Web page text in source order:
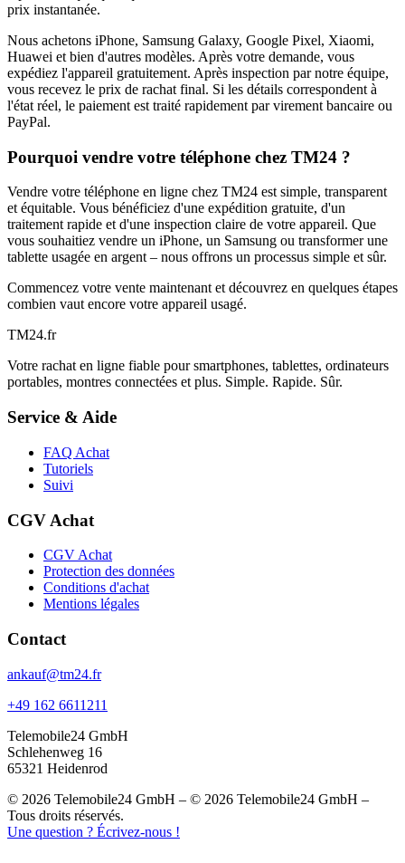
prix instantanée.
Nous achetons iPhone, Samsung Galaxy, Google Pixel, Xiaomi,
Huawei et bien d'autres modèles. Après votre demande, vous
expédiez l'appareil gratuitement. Après inspection par notre équipe,
vous recevez le prix de rachat final. Si les détails correspondent à
l'état réel, le paiement est traité rapidement par virement bancaire ou
PayPal.
Pourquoi vendre votre téléphone chez TM24 ?
Vendre votre téléphone en ligne chez TM24 est simple, transparent
et équitable. Vous bénéficiez d'une expédition gratuite, d'un
traitement rapide et d'une inspection claire de votre appareil. Que
vous souhaitiez vendre un iPhone, un Samsung ou transformer une
tablette usagée en argent – nous offrons un processus simple et sûr.
Commencez votre vente maintenant et découvrez en quelques étapes
combien vaut encore votre appareil usagé.
TM24.fr
Votre rachat en ligne fiable pour smartphones, tablettes, ordinateurs
portables, montres connectées et plus. Simple. Rapide. Sûr.
Service & Aide
FAQ Achat
Tutoriels
Suivi
CGV Achat
CGV Achat
Protection des données
Conditions d'achat
Mentions légales
Contact
ankauf@tm24.fr
+49 162 6611211
Telemobile24 GmbH
Schlehenweg 16
65321 Heidenrod
© 2026 Telemobile24 GmbH – © 2026 Telemobile24 GmbH –
Tous droits réservés.
Une question ? Écrivez-nous !